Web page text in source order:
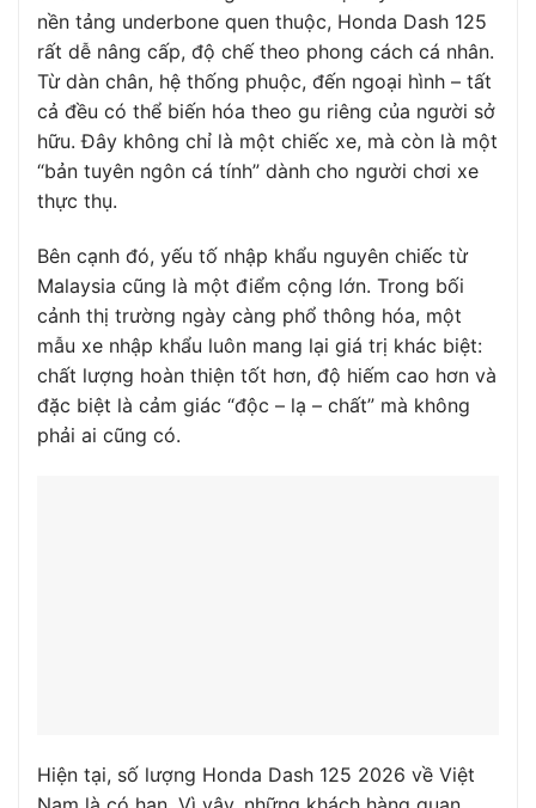
nền tảng underbone quen thuộc, Honda Dash 125
rất dễ nâng cấp, độ chế theo phong cách cá nhân.
Từ dàn chân, hệ thống phuộc, đến ngoại hình – tất
cả đều có thể biến hóa theo gu riêng của người sở
hữu. Đây không chỉ là một chiếc xe, mà còn là một
“bản tuyên ngôn cá tính” dành cho người chơi xe
thực thụ.
Bên cạnh đó, yếu tố nhập khẩu nguyên chiếc từ
Malaysia cũng là một điểm cộng lớn. Trong bối
cảnh thị trường ngày càng phổ thông hóa, một
mẫu xe nhập khẩu luôn mang lại giá trị khác biệt:
chất lượng hoàn thiện tốt hơn, độ hiếm cao hơn và
đặc biệt là cảm giác “độc – lạ – chất” mà không
phải ai cũng có.
Hiện tại, số lượng Honda Dash 125 2026 về Việt